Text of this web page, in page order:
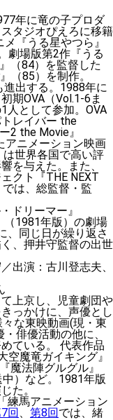
年に竜の子プロダ
タジオぴえろに移籍
『うる星やつら』
劇場版第2作『うる
（84）を監督した
（85）を制作。
出する。1988年に
期OVA（Vol.1-6ま
人として参加。OVA
レイバー the
2 the Movie』
アニメーション映画
は世界各国で高い評
を与えた。また、
クト『THE NEXT
では、総監督・監
ドリーマー』
1981年版）の劇場
、同じ日が繰り返さ
、押井守監督の出世
出演：古川登志夫、
上京し、児童劇団や
っかけに、声優とし
な東映動画(現・東
俳優活動の他に、
ている。 代表作品
魔竜ガイキング』
魔法陣グルグル』
）など。1981年版
た。
練馬アニメーション
回、 第8回では、緒